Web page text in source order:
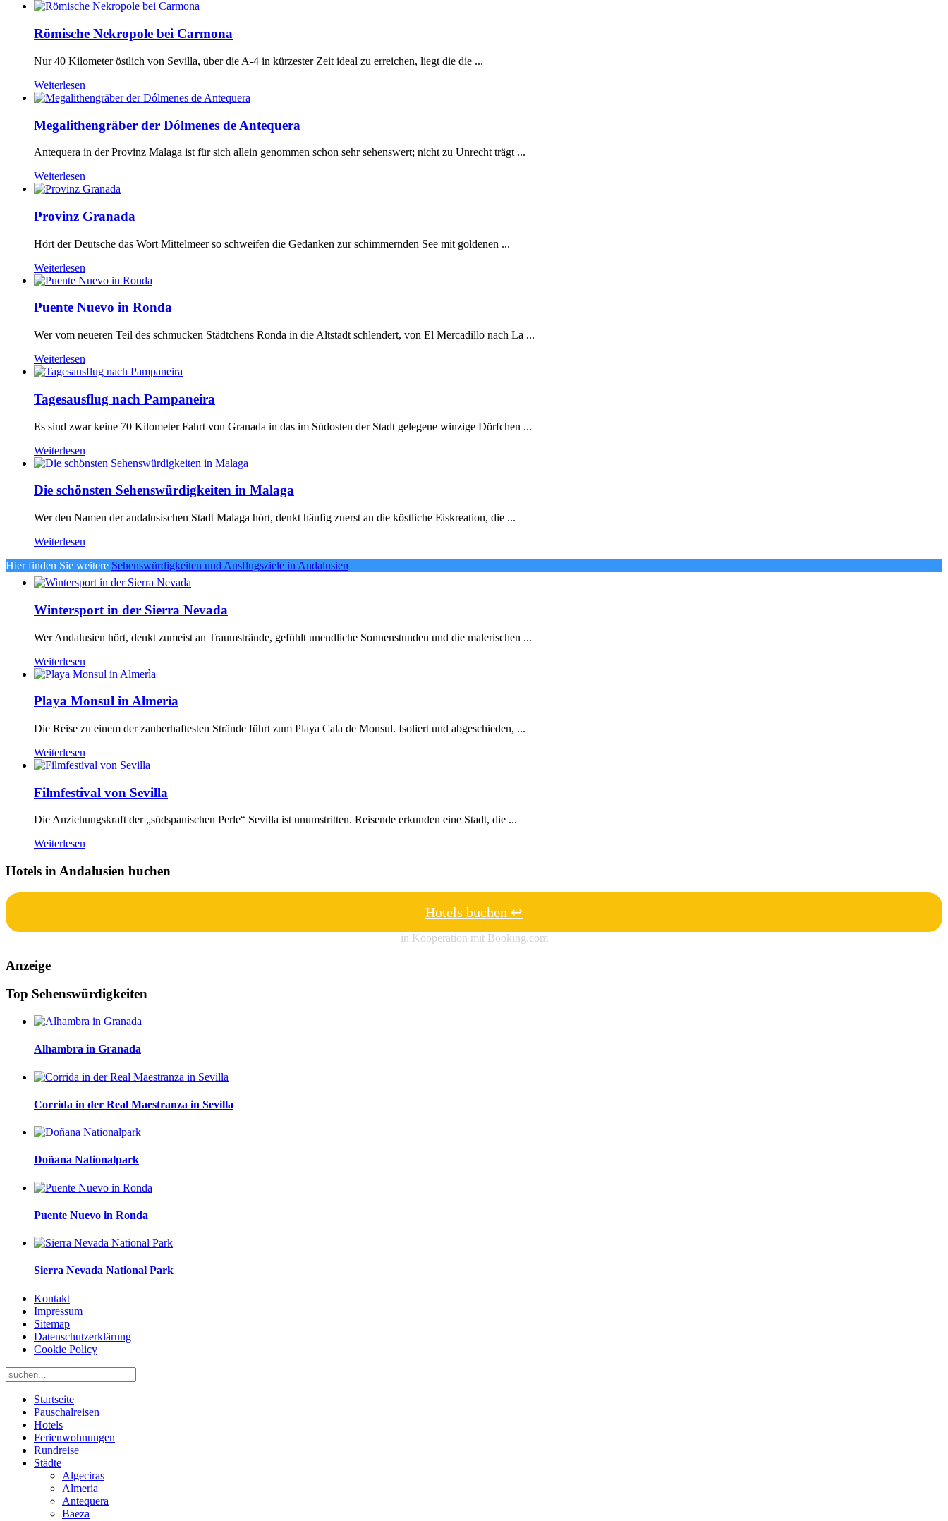
Römische Nekropole bei Carmona
Nur 40 Kilometer östlich von Sevilla, über die A-4 in kürzester Zeit ideal zu erreichen, liegt die die ...
Weiterlesen
Megalithengräber der Dólmenes de Antequera
Antequera in der Provinz Malaga ist für sich allein genommen schon sehr sehenswert; nicht zu Unrecht trägt ...
Weiterlesen
Provinz Granada
Hört der Deutsche das Wort Mittelmeer so schweifen die Gedanken zur schimmernden See mit goldenen ...
Weiterlesen
Puente Nuevo in Ronda
Wer vom neueren Teil des schmucken Städtchens Ronda in die Altstadt schlendert, von El Mercadillo nach La ...
Weiterlesen
Tagesausflug nach Pampaneira
Es sind zwar keine 70 Kilometer Fahrt von Granada in das im Südosten der Stadt gelegene winzige Dörfchen ...
Weiterlesen
Die schönsten Sehenswürdigkeiten in Malaga
Wer den Namen der andalusischen Stadt Malaga hört, denkt häufig zuerst an die köstliche Eiskreation, die ...
Weiterlesen
Hier finden Sie weitere Sehenswürdigkeiten und Ausflugsziele in Andalusien
Wintersport in der Sierra Nevada
Wer Andalusien hört, denkt zumeist an Traumstrände, gefühlt unendliche Sonnenstunden und die malerischen ...
Weiterlesen
Playa Monsul in Almerìa
Die Reise zu einem der zauberhaftesten Strände führt zum Playa Cala de Monsul. Isoliert und abgeschieden, ...
Weiterlesen
Filmfestival von Sevilla
Die Anziehungskraft der „südspanischen Perle“ Sevilla ist unumstritten. Reisende erkunden eine Stadt, die ...
Weiterlesen
Hotels in Andalusien buchen
Hotels buchen ↩
in Kooperation mit Booking.com
Anzeige
Top Sehenswürdigkeiten
Alhambra in Granada
Corrida in der Real Maestranza in Sevilla
Doñana Nationalpark
Puente Nuevo in Ronda
Sierra Nevada National Park
Kontakt
Impressum
Sitemap
Datenschutzerklärung
Cookie Policy
Startseite
Pauschalreisen
Hotels
Ferienwohnungen
Rundreise
Städte
Algeciras
Almeria
Antequera
Baeza